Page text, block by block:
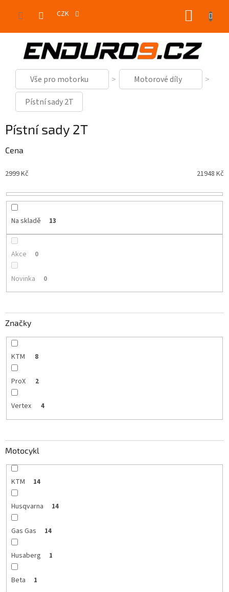
CZK
Vše pro motorku
Motorové díly
Pístní sady 2T
Pístní sady 2T
Cena
2999Kč 21948 Kč
Na skladě 13
Akce 0
Novinka 0
Značky
KTM 8
ProX 2
Vertex 4
Motocykl
KTM 14
Husqvarna 14
Gas Gas 14
Husaberg 1
Beta 1